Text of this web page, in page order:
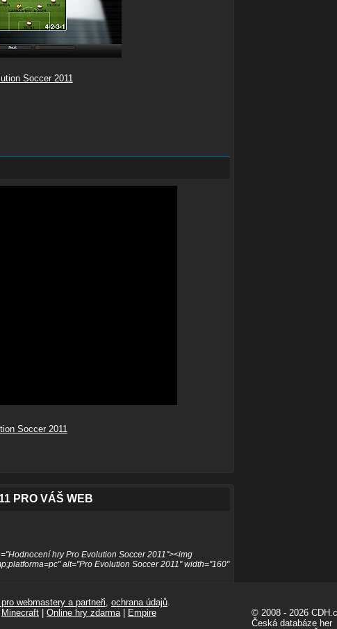
Soccer 2011
Soccer 2011
PRO VÁŠ WEB
hry Pro Evolution Soccer 2011"><img
alt="Pro Evolution Soccer 2011" width="160"
webmastery a partneři, ochrana údajů.
Minecraft Online hry zdarma| Empire
© 2008 - 2026
Česká databáze her